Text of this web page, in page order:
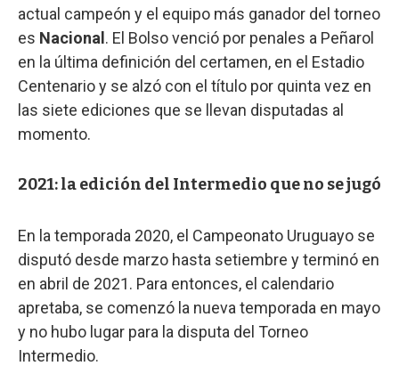
actual campeón y el equipo más ganador del torneo
es Nacional. El Bolso venció por penales a Peñarol
en la última definición del certamen, en el Estadio
Centenario y se alzó con el título por quinta vez en
las siete ediciones que se llevan disputadas al
momento.
2021: la edición del Intermedio que no se jugó
En la temporada 2020, el Campeonato Uruguayo se
disputó desde marzo hasta setiembre y terminó en
en abril de 2021. Para entonces, el calendario
apretaba, se comenzó la nueva temporada en mayo
y no hubo lugar para la disputa del Torneo
Intermedio.